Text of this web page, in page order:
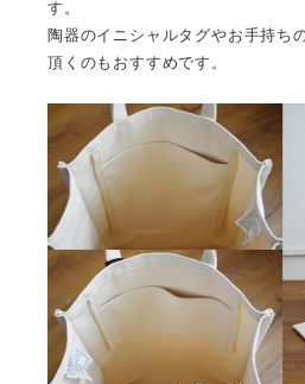
す。
陶器のイニシャルタグやお手持ち
頂くのもおすすめです。